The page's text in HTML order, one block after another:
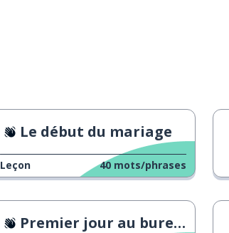
Le début du mariage
Leçon 40 mots/phrases
Premier jour au bureau